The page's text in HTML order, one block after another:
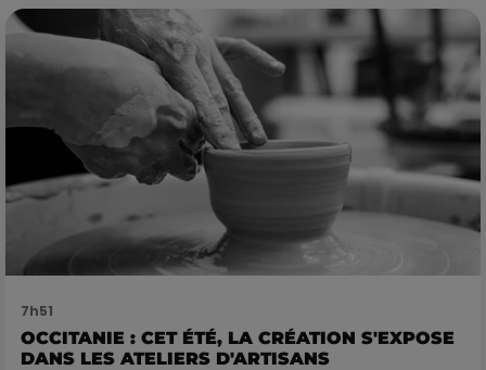
7h51
OCCITANIE : CET ÉTÉ, LA CRÉATION S'EXPOSE
DANS LES ATELIERS D'ARTISANS